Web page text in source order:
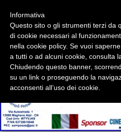
A.S.D. CUNEO
C.F. 96080680042 -
Informativa
Questo sito o gli strumenti terzi da
di cookie necessari al
nella cookie policy. Se vuoi
a tutti o ad alcuni cookie, consulta
Chiudendo questo banner,
su un link o proseguendo la
acconsenti all’uso dei cookie.